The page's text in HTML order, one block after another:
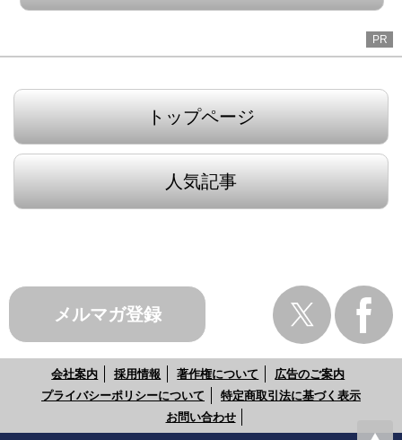
PR
トップページ
人気記事
メルマガ登録
会社案内 採用情報 著作権について
広告のご案内
プライバシーポリシーについて
特定商取引法に基づく表示
お問い合わせ